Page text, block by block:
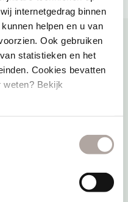
internetgedrag binnen
helpen en u van
Ook gebruiken
statistieken en het
Cookies bevatten
weten? Bekijk